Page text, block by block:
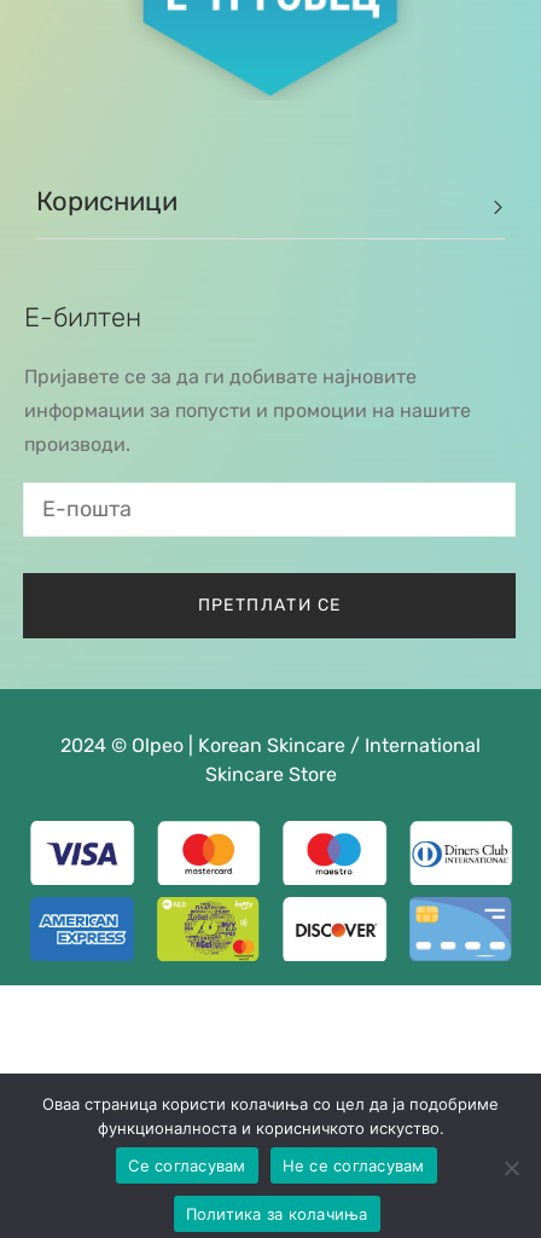
Корисници
Е-билтен
Пријавете се за да ги добивате најновите
информации за попусти и промоции на нашите
производи.
2024 © Olpeo | Korean Skincare / International
Skincare Store
Оваа страница користи колачиња со цел да ја подобриме
функционалноста и корисничкото искуство.
Се согласувам
Не се согласувам
Политика за колачиња